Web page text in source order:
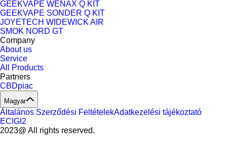
GEEKVAPE WENAX Q KIT
GEEKVAPE SONDER Q KIT
JOYETECH WIDEWICK AIR
SMOK NORD GT
Company
About us
Service
All Products
Partners
CBDpiac
Magyar
Általános Szerződési FeltételekAdatkezelési tájékoztató
ECIGI2
2023@ All rights reserved.